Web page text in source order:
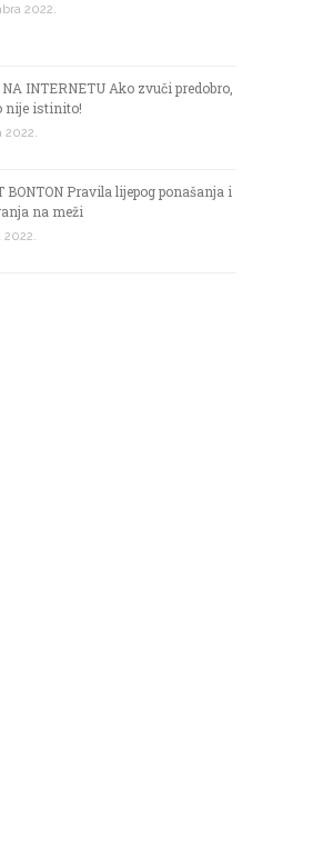
2022.
NA INTERNETU Ako zvuči predobro,
nije istinito!
2022.
BONTON Pravila lijepog ponašanja i
na meži
2022.